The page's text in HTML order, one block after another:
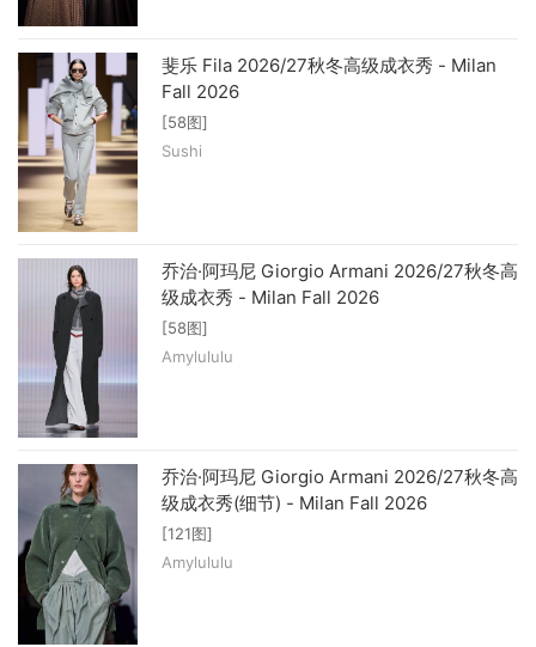
斐乐 Fila 2026/27秋冬高级成衣秀 - Milan
Fall 2026
[58图]
Sushi
乔治·阿玛尼 Giorgio Armani 2026/27秋冬高
级成衣秀 - Milan Fall 2026
[58图]
Amylululu
乔治·阿玛尼 Giorgio Armani 2026/27秋冬高
级成衣秀(细节) - Milan Fall 2026
[121图]
Amylululu